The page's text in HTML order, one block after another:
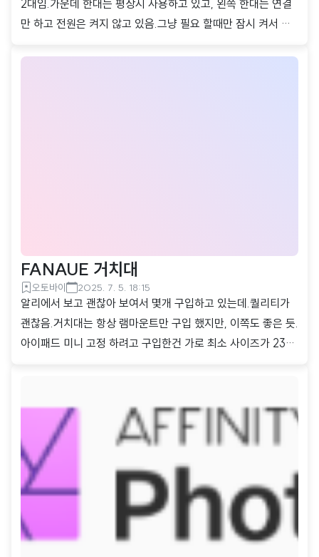
2대임.가운데 한대는 평상시 사용하고 있고, 왼쪽 한대는 연결
만 하고 전원은 켜지 않고 있음.그냥 필요 할때만 잠시 켜서 사
그램 버전은 2는 아니고 1임. 왼쪽 모니터 꺼둔 상태에서 Affini
FANAUE 거치대
오토바이 2025. 7. 5. 18:15
알리에서 보고 괜찮아 보여서 몇개 구입하고 있는데.퀄리티가
괜찮음.거치대는 항상 램마운트만 구입 했지만, 이쪽도 좋은 듯.
아이패드 미니 고정 하려고 구입한건 가로 최소 사이즈가 230
4방향으로 고정이 잘 됨 -_-;;;;;;;;;헌데...기본 고정 볼 크기가 1
7mm임. 이건 제품 설명에도 있는 내용인데.왜 저렇게 작은게
기본 볼인지 모르겠음.그래서 진동 방지 브라켓과 25mm 볼을
사용. 암튼.핸드폰 고정 장치, 타블렛 하고 몇개 더 구입하면서
본 봐론.꽤나 괜찮다는거. 근데 알리에서 구입하는거라 가격이
변동이 심하다.이건 할인때라든가 생각 많이 하면서 타이밍 잘
보고 구입해야..